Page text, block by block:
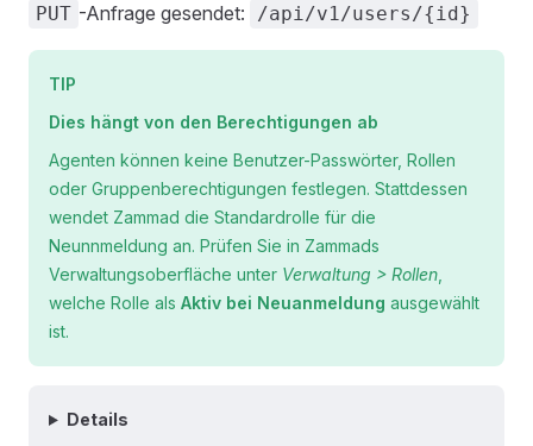
PUT -Anfrage gesendet: /api/v1/users/{id}
TIP
Dies hängt von den Berechtigungen ab
Agenten können keine Benutzer-Passwörter, Rollen
oder Gruppenberechtigungen festlegen. Stattdessen
wendet Zammad die Standardrolle für die
Neunnmeldung an. Prüfen Sie in Zammads
Verwaltungsoberfläche unter Verwaltung > Rollen
welche Rolle als Aktiv bei Neuanmeldung ausgewählt
ist.
Details